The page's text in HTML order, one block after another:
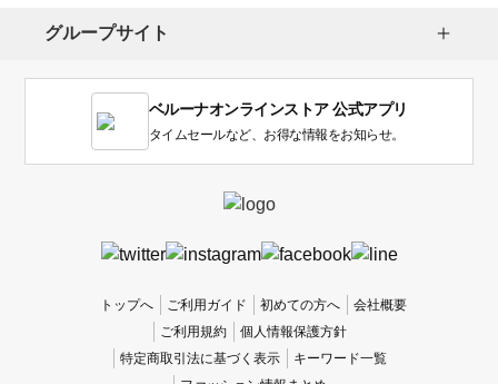
グループサイト
ベルーナオンラインストア 公式アプリ
タイムセールなど、お得な情報をお知らせ。
トップへ ご利用ガイド 初めての方へ
会社概要
ご利用規約
個人情報保護方針
特定商取引法に基づく表示
キーワード一覧